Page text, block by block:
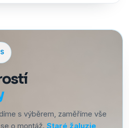
s výběrem, zaměříme vše
o montáž. Staré žaluzie